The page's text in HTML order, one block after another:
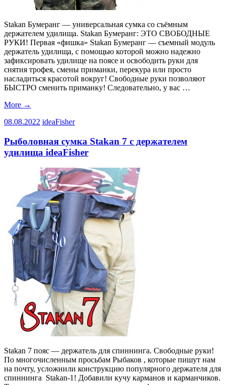
Stakan Бумеранг — универсальная сумка со съёмным
держателем удилища. Stakan Бумеранг: ЭТО СВОБОДНЫЕ
РУКИ! Первая «фишка» Stakan Бумеранг — съемный модуль
держатель удилища, с помощью которой можно надежно
зафиксировать удилище на поясе и освободить руки для
снятия трофея, смены приманки, перекура или просто
насладиться красотой вокруг! Свободные руки позволяют
БЫСТРО сменить приманку! Следовательно, у вас …
More →
08.08.2022 ideaFisher
Рыболовная сумка Stakan 7 c держателем
удилища ideaFisher
Stakan 7 пояс — держатель для спиннинга. Свободные руки!
По многочисленным просьбам Рыбаков , которые пишут нам
на почту, усложнили конструкцию популярного держателя для
спиннинга Stakan-1! Добавили кучу карманов и карманчиков.